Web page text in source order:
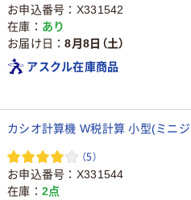
お申込番号
X331542
在庫
あり
お届け日
8月8日（土）
アスクル在庫商品
カシオ計算機 W税計算 小型(ミニ
（5）
お申込番号
X331544
在庫
2点